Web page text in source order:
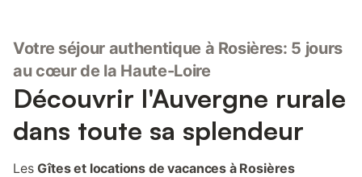
Votre séjour authentique à Rosières: 5 jours
au cœur de la Haute-Loire
Découvrir l'Auvergne rurale
dans toute sa splendeur
LesGîtes et locations de vacances à Rosières